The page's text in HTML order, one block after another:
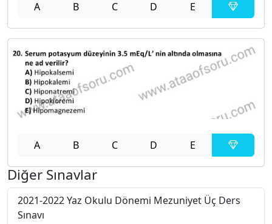
A B C D E
A B C D E
Diğer Sınavlar
2021-2022 Yaz Okulu Dönemi Mezuniyet Üç Ders
Sınavı